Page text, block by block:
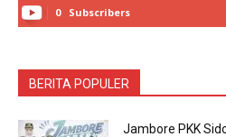
0 Subscribers
BERITA POPULER
Jambore PKK